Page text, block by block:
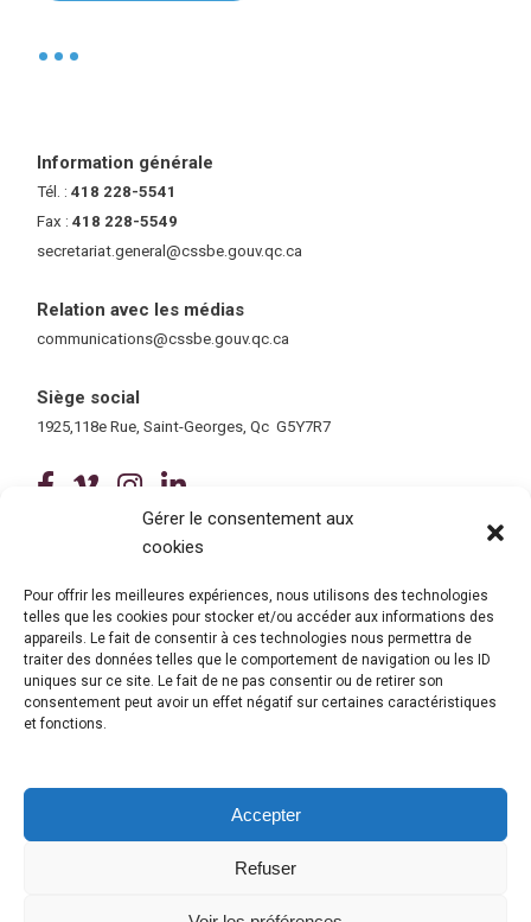
Gérer le consentement aux
cookies
Pour offrir les meilleures expériences, nous utilisons des technologies
telles que les cookies pour stocker et/ou accéder aux informations des
appareils. Le fait de consentir à ces technologies nous permettra de
traiter des données telles que le comportement de navigation ou les ID
uniques sur ce site. Le fait de ne pas consentir ou de retirer son
consentement peut avoir un effet négatif sur certaines caractéristiques
et fonctions.
Accepter
Refuser
•
Information générale
Tél. :418 228-5541
Fax :418 228-5549
secretariat.general@cssbe.gouv.qc.ca
Relation avec les médias
communications@cssbe.gouv.qc.ca
Siège social
1925,118e Rue, Saint-Georges, Qc G5Y7R7
(ce lien ouvre dans une nouvelle
(ce lien ouvre dans une nouvelle
(ce lien ouvre dans une
Tous droits réservés © 2026 Centre de services scolaire de la
Politique de confidentialité|Accessibilité
Conception site web : Ubéo solutions web(ce lien ouvre dans une nouvelle
© Gouvernement du Québec, 2026